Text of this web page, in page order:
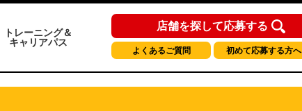
トレーニング＆
キャリアパス
店舗を探して応募する
よくあるご質問 初めて応募する方へ